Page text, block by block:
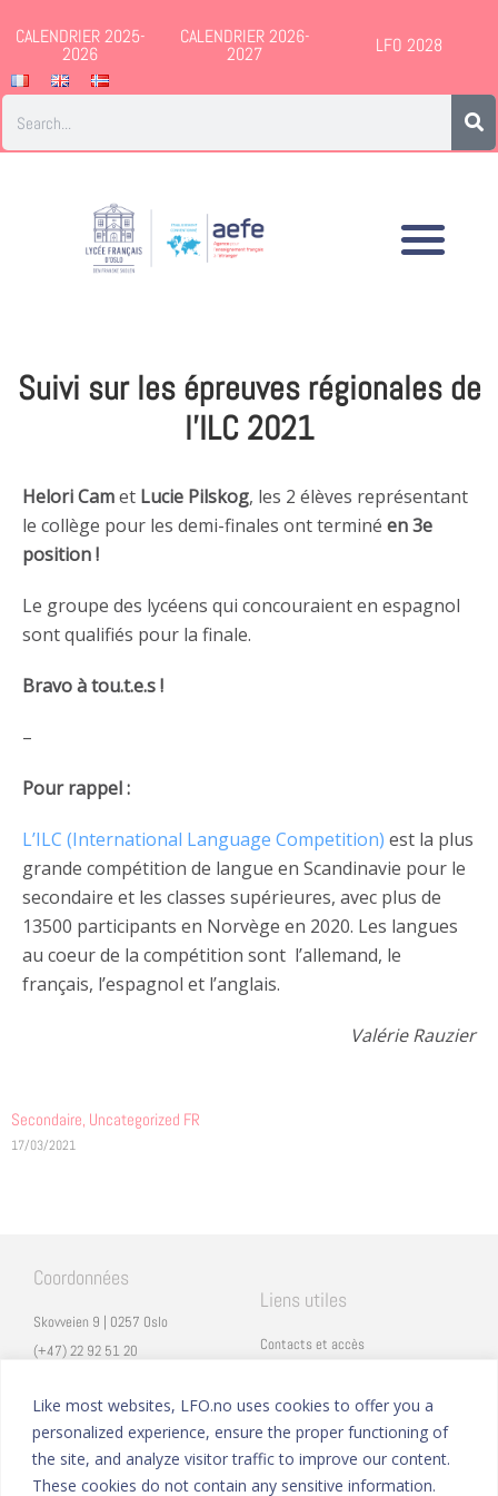
Like most websites, LFO.no uses cookies to offer you a
personalized experience, ensure the proper functioning of
the site, and analyze visitor traffic to improve our content.
These cookies do not contain any sensitive information.
CALENDRIER 2025-
2026
CALENDRIER 2026-
2027 LFO 2028
Suivi sur les épreuves régionales de
l’ILC 2021
Helori Camet Lucie Pilskog, les 2 élèves représentant
le collège pour les demi-finales ont terminé en 3e
position !
Le groupe des lycéens qui concouraient en espagnol
sont qualifiés pour la finale.
Bravo à tou.t.e.s !
–
Pour rappel :
L’ILC (International Language Competition) est la plus
grande compétition de langue en Scandinavie pour le
secondaire et les classes supérieures, avec plus de
13500 participants en Norvège en 2020. Les langues
au coeur de la compétition sont l’allemand, le
français, l’espagnol et l’anglais.
Valérie Rauzier
Secondaire, Uncategorized FR
17/03/2021
Coordonnées
Skovveien 9 | 0257 Oslo
(+47) 22 92 51 20
Vulkan 11 | 0178 Oslo
Liens utiles
Contacts et accès
Mentions légales
Eduka
ProNote